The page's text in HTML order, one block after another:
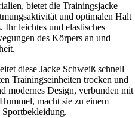
bietet die Trainingsjacke
und optimalen Halt
Ihr leichtes und elastisches
des Körpers an und
diese Jacke Schweiß schnell
Trainingseinheiten trocken und
modernes Design, verbunden mit
macht sie zu einem